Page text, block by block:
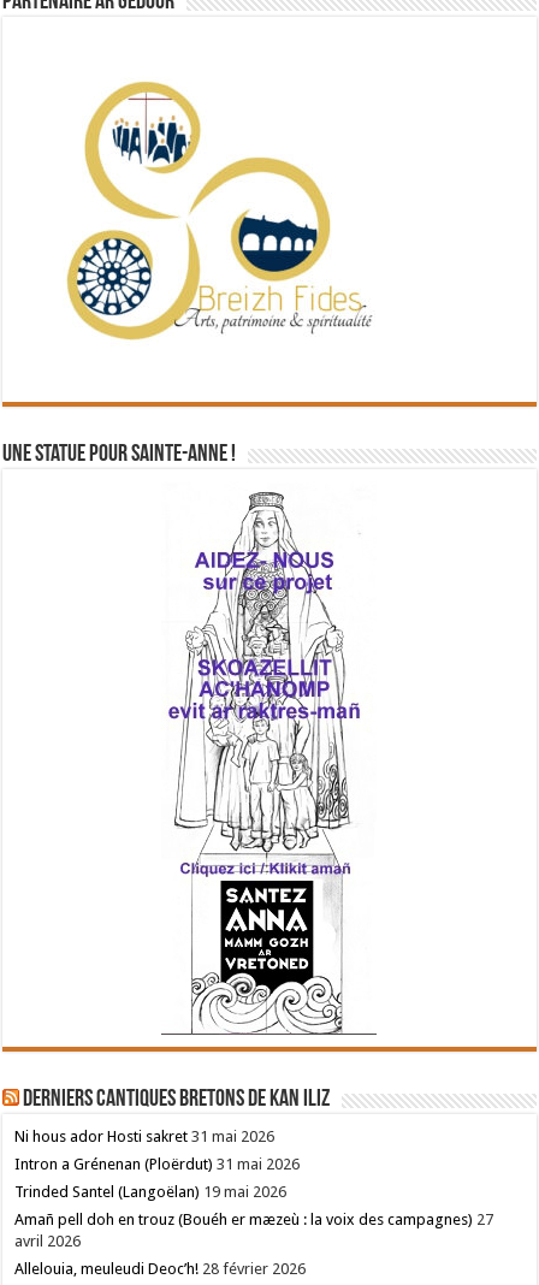
Une statue pour Sainte-Anne !
Derniers cantiques bretons de Kan Iliz
Ni hous ador Hosti sakret 31 mai 2026
Intron a Grénenan (Ploërdut) 31 mai 2026
Trinded Santel (Langoëlan) 19 mai 2026
Amañ pell doh en trouz (Bouéh er mæzeù : la voix des campagnes) 27
avril 2026
Allelouia, meuleudi Deoc’h! 28 février 2026